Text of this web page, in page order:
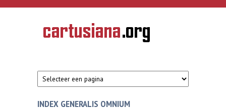
Overslaan en naar de inhoud gaan
CARTUSIANA
Geschiedenis
van de
INDEX GENERALIS OMNIUM